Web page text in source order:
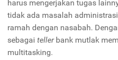
harus mengerjakan tugas
tidak ada masalah
ramah dengan nasabah.
sebagai tellerbank mutlak
multitasking.